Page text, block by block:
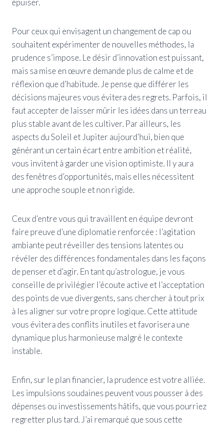
épuiser.
Pour ceux qui envisagent un changement de cap ou
souhaitent expérimenter de nouvelles méthodes, la
prudence s’impose. Le désir d’innovation est puissant,
mais sa mise en œuvre demande plus de calme et de
réflexion que d’habitude. Je pense que différer les
décisions majeures vous évitera des regrets. Parfois, il
faut accepter de laisser mûrir les idées dans un terreau
plus stable avant de les cultiver. Par ailleurs, les
aspects du Soleil et Jupiter aujourd’hui, bien que
générant un certain écart entre ambition et réalité,
vous invitent à garder une vision optimiste. Il y aura
des fenêtres d’opportunités, mais elles nécessitent
une approche souple et non rigide.
Ceux d’entre vous qui travaillent en équipe devront
faire preuve d’une diplomatie renforcée : l’agitation
ambiante peut réveiller des tensions latentes ou
révéler des différences fondamentales dans les façons
de penser et d’agir. En tant qu’astrologue, je vous
conseille de privilégier l’écoute active et l’acceptation
des points de vue divergents, sans chercher à tout prix
à les aligner sur votre propre logique. Cette attitude
vous évitera des conflits inutiles et favorisera une
dynamique plus harmonieuse malgré le contexte
instable.
Enfin, sur le plan financier, la prudence est votre alliée.
Les impulsions soudaines peuvent vous pousser à des
dépenses ou investissements hâtifs, que vous pourriez
regretter plus tard. J’ai remarqué que sous cette